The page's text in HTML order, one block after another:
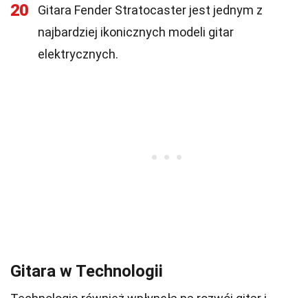
20
Gitara Fender Stratocaster jest jednym z
najbardziej ikonicznych modeli gitar
elektrycznych.
Gitara w Technologii